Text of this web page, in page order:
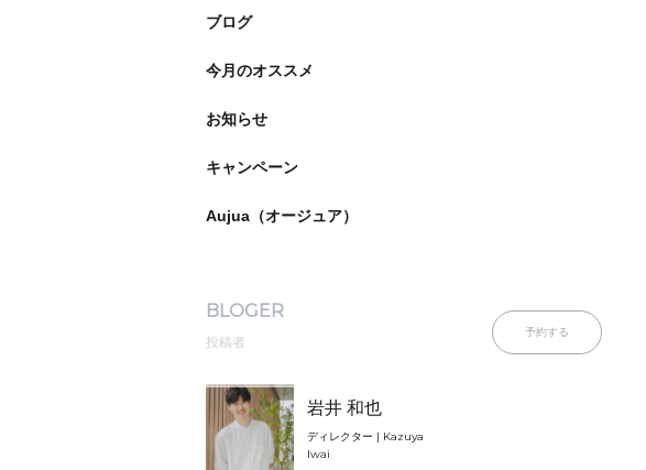
予約する
ブログ
今月のオススメ
お知らせ
キャンペーン
Aujua（オージュア）
BLOGER
投稿者
岩井 和也
ディレクター | Kazuya
Iwai